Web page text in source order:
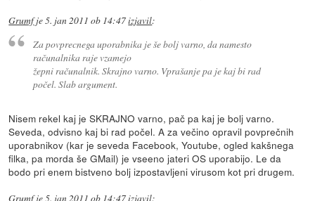
Grumfje5. jan 2011 ob 14:47izjavil:
Za povprecnega uporabnika je še bolj varno, da namesto
računalnika raje vzamejo
žepni računalnik. Skrajno varno. Vprašanje pa je kaj bi rad
počel. Slab argument.
Nisem rekel kaj je SKRAJNO varno, pač pa kaj je bolj varno.
Seveda, odvisno kaj bi rad počel. A za večino opravil povprečnih
uporabnikov (kar je seveda Facebook, Youtube, ogled kakšnega
filka, pa morda še GMail) je vseeno jateri OS uporabijo. Le da
bodo pri enem bistveno bolj izpostavljeni virusom kot pri drugem.
Grumfje5. jan 2011 ob 14:47izjavil: